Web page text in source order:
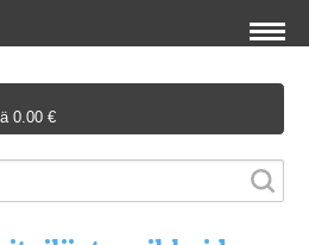
0.00 €